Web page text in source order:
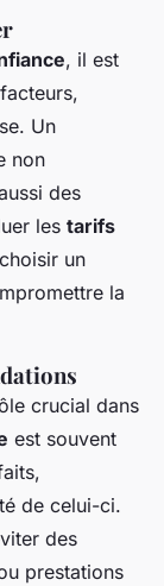
, il est
Un
non
des
les tarifs
un
la
crucial dans
est souvent
de celui-ci.
des
prestations